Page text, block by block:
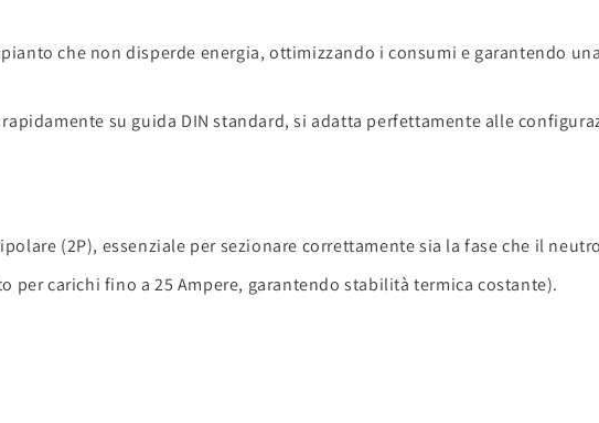
che non disperde energia, ottimizzando i consumi e garantendo
su guida DIN standard, si adatta perfettamente alle
(2P), essenziale per sezionare correttamente sia la fase che il
per carichi fino a 25 Ampere, garantendo stabilità termica costante).